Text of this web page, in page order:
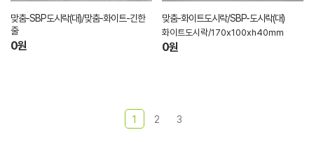
맞춤-SBP도시락(대)/맞춤-화이트-긴한
줄
0원
맞춤-화이트도시락/SBP-도시락(대)
화이트도시락/170x100xh40mm
0원
1 2 3